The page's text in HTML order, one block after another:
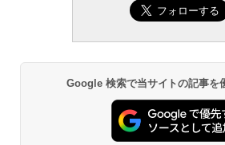
生成AIパスポート
AIイラスト表現辞
出す プロンプトの
ズ (はぴーイラスト
Amazon Kindle
ンチディスプレイ
￥22,980
Amazon Kindle -
ない、大きな画面
Google 検索で当サイトの記事を